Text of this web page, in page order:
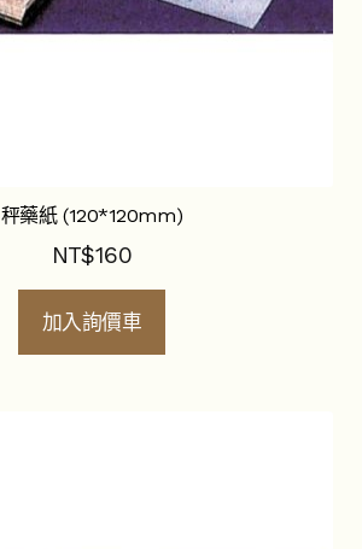
秤藥紙 (120*120mm)
NT$160
加入詢價車